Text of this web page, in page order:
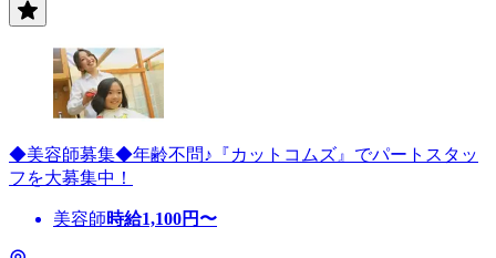
◆美容師募集◆年齢不問♪『カットコムズ』でパートスタッ
フを大募集中！
美容師時給1,100円〜